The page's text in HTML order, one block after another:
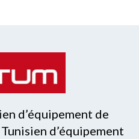
d’équipement de
d’équipement